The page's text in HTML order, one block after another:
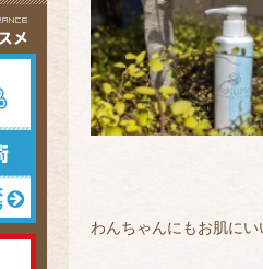
わんちゃんにもお肌に